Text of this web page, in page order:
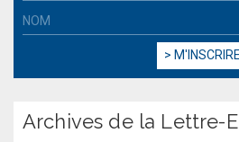
Archives de la Lettre-E